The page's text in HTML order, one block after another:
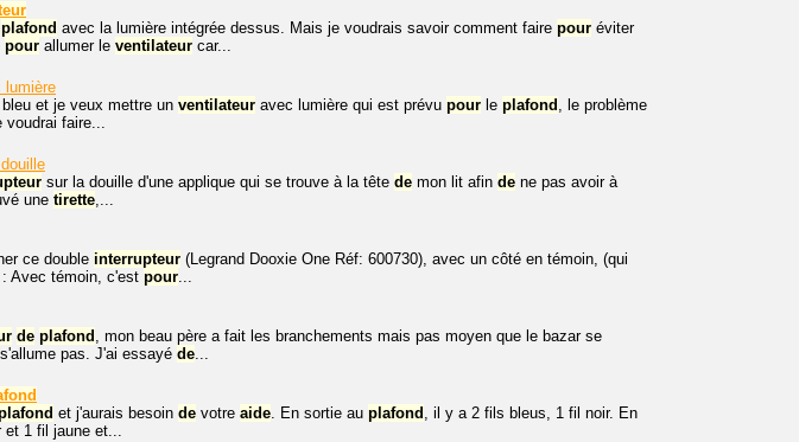
plafond avec la lumière intégrée dessus. Mais je voudrais savoir comment faire pour éviter
pour allumer le ventilateur car...
lumière
et je veux mettre un ventilateur avec lumière qui est prévu pour le plafond , le problème
voudrai faire...
sur la douille d'une applique qui se trouve à la tête de mon lit afin de ne pas avoir à
une tirette,...
ce double interrupteur (Legrand Dooxie One Réf: 600730), avec un côté en témoin, (qui
Avec témoin, c'est pour...
de plafond , mon beau père a fait les branchements mais pas moyen que le bazar se
pas. J'ai essayé de...
et j'aurais besoin de votre aide. En sortie au plafond , il y a 2 fils bleus, 1 fil noir. En
1 fil jaune et...